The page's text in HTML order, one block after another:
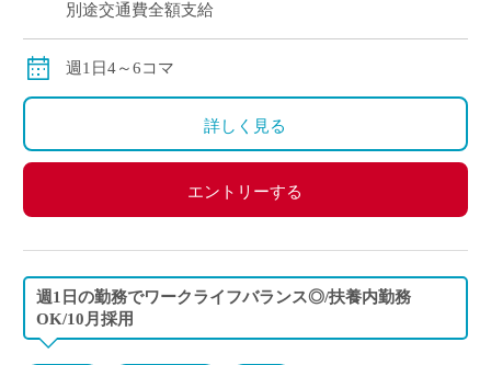
別途交通費全額支給
週1日4～6コマ
詳しく見る
エントリーする
週1日の勤務でワークライフバランス◎/扶養内勤務
OK/10月採用